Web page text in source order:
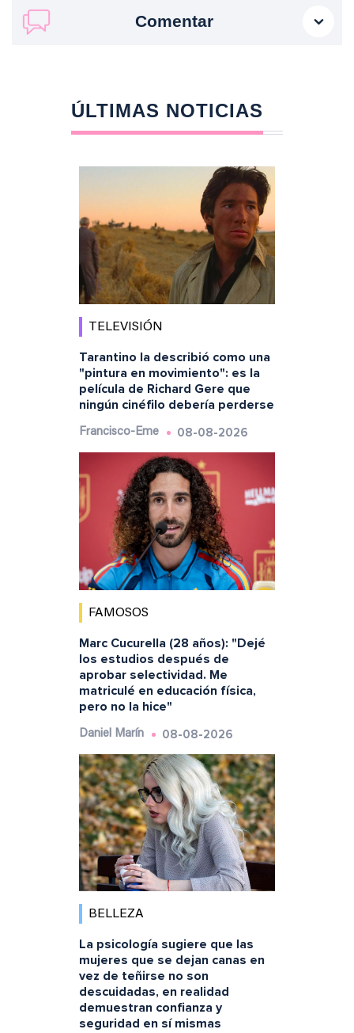
Comentar
ÚLTIMAS NOTICIAS
TELEVISIÓN
Tarantino la describió como una
"pintura en movimiento": es la
película de Richard Gere que
ningún cinéfilo debería perderse
Francisco-Eme 08-08-2026
FAMOSOS
Marc Cucurella (28 años): "Dejé
los estudios después de
aprobar selectividad. Me
matriculé en educación física,
pero no la hice"
Daniel Marín 08-08-2026
BELLEZA
La psicología sugiere que las
mujeres que se dejan canas en
vez de teñirse no son
descuidadas, en realidad
demuestran confianza y
seguridad en sí mismas